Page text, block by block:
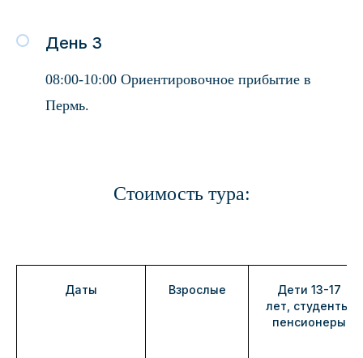
День 3
08:00-10:00 Ориентировочное прибытие в
Пермь.
Стоимость тура:
Даты Взрослые
Дети 13-17
лет, студенты,
пенсионеры